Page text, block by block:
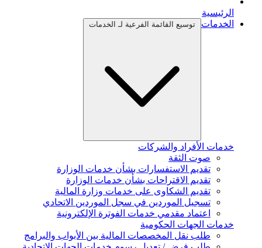
الرئيسية
الخدمات
توسيع القائمة الفرعية لـ الخدمات
خدمات الأفراد والشركات
صوت الثقة
تقديم الاستفسارات بشأن خدمات الوزارة
تقديم الاقتراحات بشأن خدمات الوزارة
تقديم الشكاوى على خدمات وزارة المالية
تسجيل الموردين في سجل الموردين الاتحادي
اعتماد مقدمي خدمات الفوترة الإلكترونية
خدمات الجهات الحكومية
طلب نقل المخصصات المالية بين الأبواب والبرامج